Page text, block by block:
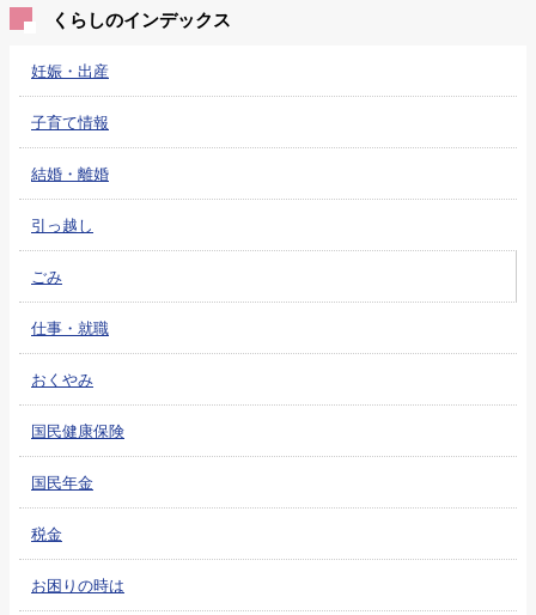
くらしのインデックス
妊娠・出産
子育て情報
結婚・離婚
引っ越し
ごみ
仕事・就職
おくやみ
国民健康保険
国民年金
税金
お困りの時は